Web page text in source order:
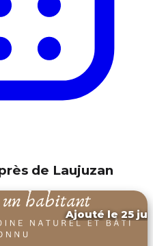
de Laujuzan
Ajouté le 25